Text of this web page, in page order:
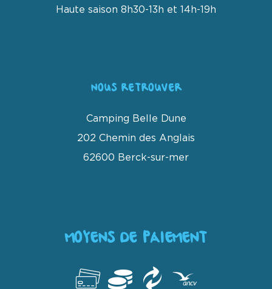
Haute saison 8h30-13h et 14h-19h
NOUS RETROUVER
Camping Belle Dune
202 Chemin des Anglais
62600 Berck-sur-mer
MOYENS DE PAIEMENT